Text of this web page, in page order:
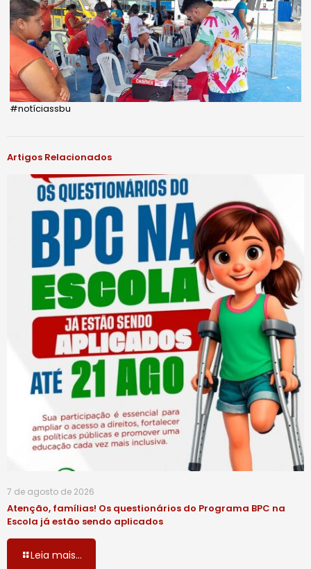
#notíciassbu
Artigos Relacionados
7 de agosto de 2026
Atenção, famílias! Os questionários do Programa BPC na
Escola já estão sendo aplicados
Leia mais...